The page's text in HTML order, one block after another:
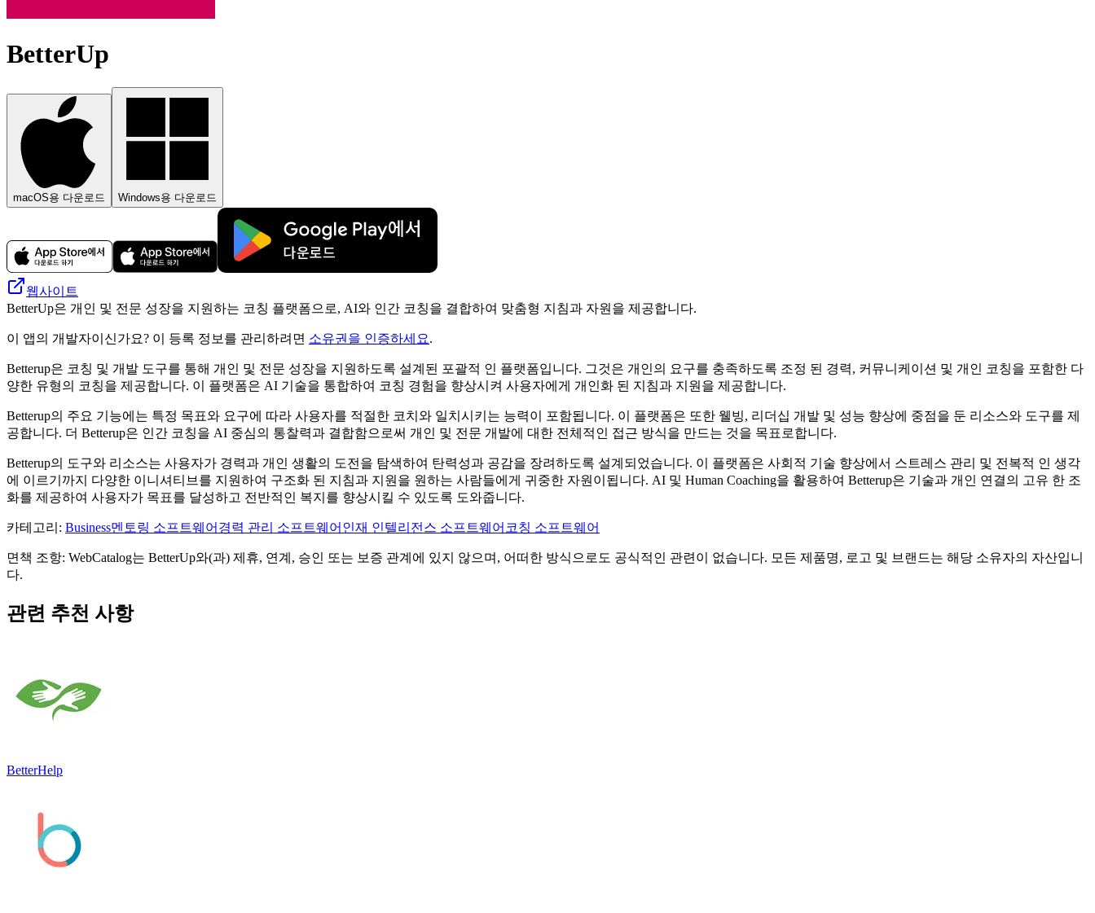
BetterUp
macOS용 다운로드 Windows용 다운로드
웹사이트
BetterUp은 개인 및 전문 성장을 지원하는 코칭 플랫폼으로, AI와 인간 코칭을 결합하여 맞춤형 지침과 자원을 제공합니다.
이 앱의 개발자이신가요? 이 등록 정보를 관리하려면 소유권을 인증하세요.
Betterup은 코칭 및 개발 도구를 통해 개인 및 전문 성장을 지원하도록 설계된 포괄적 인 플랫폼입니다. 그것은 개인의 요구를 충족하도록 조정 된 경력, 커뮤니케이션 및 개인 코칭을 포함한 다
양한 유형의 코칭을 제공합니다. 이 플랫폼은 AI 기술을 통합하여 코칭 경험을 향상시켜 사용자에게 개인화 된 지침과 지원을 제공합니다.
Betterup의 주요 기능에는 특정 목표와 요구에 따라 사용자를 적절한 코치와 일치시키는 능력이 포함됩니다. 이 플랫폼은 또한 웰빙, 리더십 개발 및 성능 향상에 중점을 둔 리소스와 도구를 제
공합니다. 더 Betterup은 인간 코칭을 AI 중심의 통찰력과 결합함으로써 개인 및 전문 개발에 대한 전체적인 접근 방식을 만드는 것을 목표로합니다.
Betterup의 도구와 리소스는 사용자가 경력과 개인 생활의 도전을 탐색하여 탄력성과 공감을 장려하도록 설계되었습니다. 이 플랫폼은 사회적 기술 향상에서 스트레스 관리 및 전복적 인 생각
에 이르기까지 다양한 이니셔티브를 지원하여 구조화 된 지침과 지원을 원하는 사람들에게 귀중한 자원이됩니다. AI 및 Human Coaching을 활용하여 Betterup은 기술과 개인 연결의 고유 한 조
화를 제공하여 사용자가 목표를 달성하고 전반적인 복지를 향상시킬 수 있도록 도와줍니다.
카테고리 : Business멘토링 소프트웨어 경력 관리 소프트웨어 인재 인텔리전스 소프트웨어 코칭 소프트웨어
면책 조항: WebCatalog는 BetterUp와(과) 제휴, 연계, 승인 또는 보증 관계에 있지 않으며, 어떠한 방식으로도 공식적인 관련이 없습니다. 모든 제품명, 로고 및 브랜드는 해당 소유자의 자산입니
다.
관련 추천 사항
BetterHelp